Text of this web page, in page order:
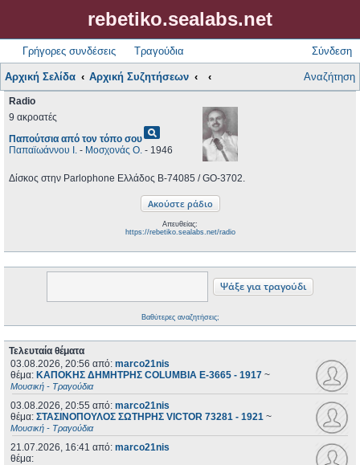
rebetiko.sealabs.net
Γρήγορες συνδέσεις Τραγούδια Σύνδεση
Αρχική Σελίδα Αρχική Συζητήσεων Αναζήτηση
Radio
9 ακροατές
Παπούτσια από τον τόπο σουpageview
Παπαϊωάννου Ι. - Μοσχονάς Ο. - 1946
Δίσκος στην Parlophone Ελλάδος B-74085 / GO-3702.
Απευθείας:
https://rebetiko.sealabs.net/radio
Βαθύτερες αναζητήσεις;
Τελευταία θέματα
03.08.2026, 20:56 από: marco21nis
θέμα: ΚΑΠΟΚΗΣ ΔΗΜΗΤΡΗΣ COLUMBIA E-3665 - 1917 ~
Μουσική - Τραγούδια
03.08.2026, 20:55 από: marco21nis
θέμα: ΣΤΑΣΙΝΟΠΟΥΛΟΣ ΣΩΤΗΡΗΣ VICTOR 73281 - 1921 ~
Μουσική - Τραγούδια
21.07.2026, 16:41 από: marco21nis
θέμα: